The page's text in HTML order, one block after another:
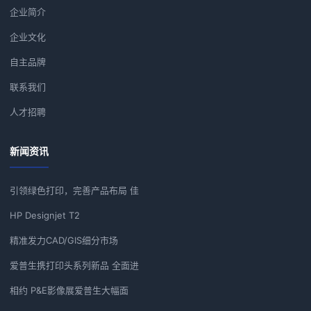
企业简介
企业文化
自主品牌
联系我们
人才招聘
新闻资讯
引领绿色打印，完善产品布局 佳
HP Designjet T2
精准发力CAD/GIS细分市场
爱普生携打印头系列新品 全面进
相约 P&E影像展爱普生大幅面